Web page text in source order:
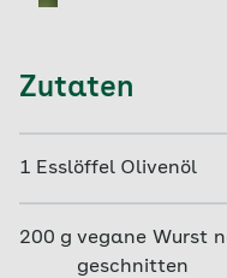
Zutaten
1 Esslöffel Olivenöl
200 g vegane Wurst
geschnitten